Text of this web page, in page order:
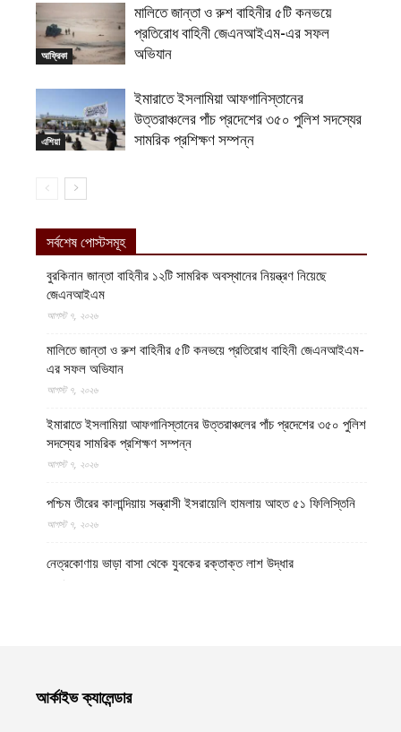
আফ্রিকা
মালিতে জান্তা ও রুশ বাহিনীর ৫টি কনভয়ে
প্রতিরোধ বাহিনী জেএনআইএম-এর সফল
অভিযান
এশিয়া
ইমারাতে ইসলামিয়া আফগানিস্তানের
উত্তরাঞ্চলের পাঁচ প্রদেশের ৩৫০ পুলিশ সদস্যের
সামরিক প্রশিক্ষণ সম্পন্ন
সর্বশেষ পোস্টসমূহ
বুরকিনান জান্তা বাহিনীর ১২টি সামরিক অবস্থানের নিয়ন্ত্রণ নিয়েছে
জেএনআইএম
আগস্ট ৭, ২০২৬
মালিতে জান্তা ও রুশ বাহিনীর ৫টি কনভয়ে প্রতিরোধ বাহিনী জেএনআইএম-
এর সফল অভিযান
আগস্ট ৭, ২০২৬
ইমারাতে ইসলামিয়া আফগানিস্তানের উত্তরাঞ্চলের পাঁচ প্রদেশের ৩৫০ পুলিশ
সদস্যের সামরিক প্রশিক্ষণ সম্পন্ন
আগস্ট ৭, ২০২৬
পশ্চিম তীরের কালান্দিয়ায় সন্ত্রাসী ইসরায়েলি হামলায় আহত ৫১ ফিলিস্তিনি
আগস্ট ৭, ২০২৬
নেত্রকোণায় ভাড়া বাসা থেকে যুবকের রক্তাক্ত লাশ উদ্ধার
আগস্ট ৭, ২০২৬
শুক্রাণুর অস্তিত্ব মিলেছে, মৃত্যুর আগে খুনিদের ফাঁসি দেখতে চান তনুর মা
আর্কাইভ ক্যালেন্ডার